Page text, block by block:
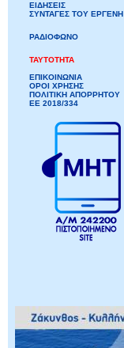
ΕΙΔΗΣΕΙΣ
ΣΥΝΤΑΓΕΣ ΤΟΥ ΕΡΓΕΝΗ
ΡΑΔΙΟΦΩΝΟ
ΤΑΥΤΟΤΗΤΑ
ΕΠΙΚΟΙΝΩΝΙΑ
ΟΡΟΙ ΧΡΗΣΗΣ
ΠΟΛΙΤΙΚΗ ΑΠΟΡΡΗΤΟΥ
ΕΕ 2018/334